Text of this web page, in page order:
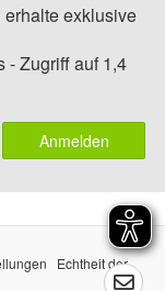
exklusive
- Zugriff auf 1,4
Anmelden
Echtheit der